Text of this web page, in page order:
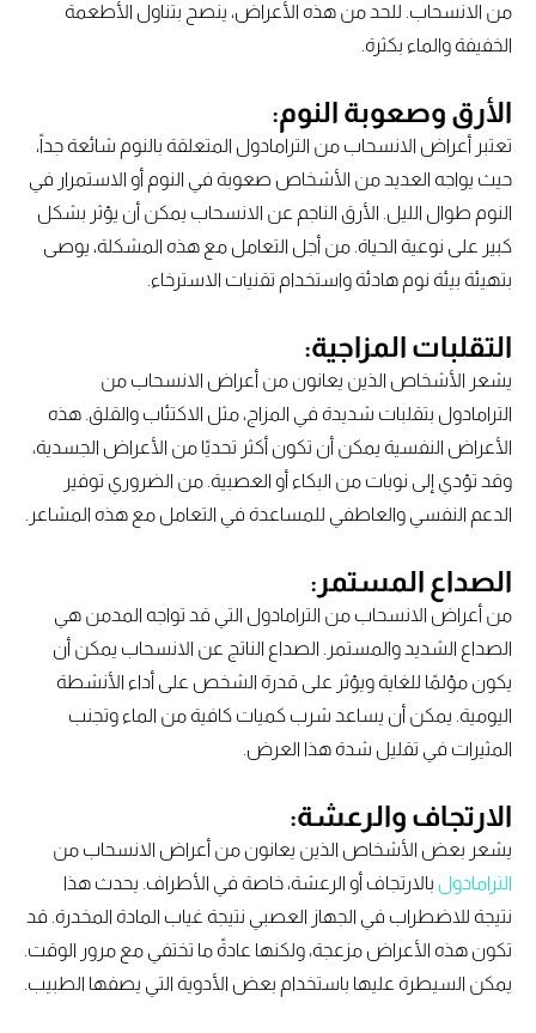
من الانسحاب. للحد من هذه الأعراض، ينصح بتناول الأطعمة
الخفيفة والماء بكثرة.
الأرق وصعوبة النوم:
تعتبر أعراض الانسحاب من الترامادول المتعلقة بالنوم شائعة جداً،
حيث يواجه العديد من الأشخاص صعوبة في النوم أو الاستمرار في
النوم طوال الليل. الأرق الناجم عن الانسحاب يمكن أن يؤثر بشكل
كبير على نوعية الحياة. من أجل التعامل مع هذه المشكلة، يوصى
بتهيئة بيئة نوم هادئة واستخدام تقنيات الاسترخاء.
التقلبات المزاجية:
يشعر الأشخاص الذين يعانون من أعراض الانسحاب من
الترامادول بتقلبات شديدة في المزاج، مثل الاكتئاب والقلق. هذه
الأعراض النفسية يمكن أن تكون أكثر تحديًا من الأعراض الجسدية،
وقد تؤدي إلى نوبات من البكاء أو العصبية. من الضروري توفير
الدعم النفسي والعاطفي للمساعدة في التعامل مع هذه المشاعر.
الصداع المستمر:
من أعراض الانسحاب من الترامادول التي قد تواجه المدمن هي
الصداع الشديد والمستمر. الصداع الناتج عن الانسحاب يمكن أن
يكون مؤلمًا للغاية ويؤثر على قدرة الشخص على أداء الأنشطة
اليومية. يمكن أن يساعد شرب كميات كافية من الماء وتجنب
المثيرات في تقليل شدة هذا العرض.
الارتجاف والرعشة:
يشعر بعض الأشخاص الذين يعانون من أعراض الانسحاب من
الترامادول بالارتجاف أو الرعشة، خاصة في الأطراف. يحدث هذا
نتيجة للاضطراب في الجهاز العصبي نتيجة غياب المادة المخدرة. قد
تكون هذه الأعراض مزعجة، ولكنها عادةً ما تختفي مع مرور الوقت.
يمكن السيطرة عليها باستخدام بعض الأدوية التي يصفها الطبيب.